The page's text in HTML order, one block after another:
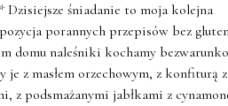
Dzisiejsze śniadanie to moja kolejna
porannych przepisów bez
domu naleśniki kochamy
je z masłem orzechowym, z konfiturą
z podsmażanymi jabłkami z